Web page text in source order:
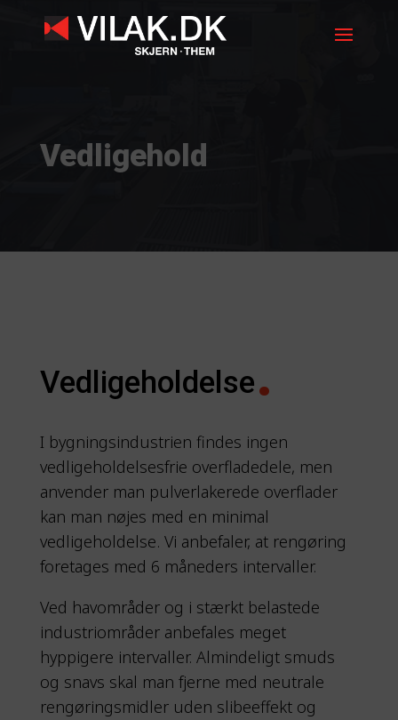
Vedligehold
Vedligeholdelse
I bygningsindustrien findes ingen
vedligeholdelsesfrie overfladedele, men
anvender man pulverlakerede overflader
kan man nøjes med en minimal
vedligeholdelse. Vi anbefaler, at rengøring
foretages med 6 måneders intervaller.
Ved havområder og i stærkt belastede
industriområder anbefales meget
hyppigere intervaller. Almindeligt smuds
og snavs skal man fjerne med neutrale
rengøringsmidler uden slibeeffekt og